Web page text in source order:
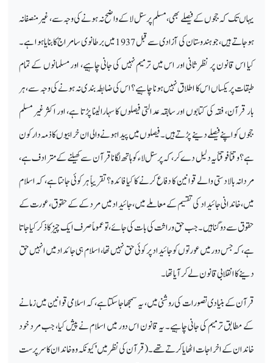
یہاں تک کہ ججوں کے فیصلے بھی، مسلم پرسنل لا کے واضح نہ ہونے کی وجہ سے، غیر منصفانہ
ہو جاتے ہیں، جو ہندوستان کی آزادی سے قبل 1937 میں برطانوی سامراج کا بنایا ہوا ہے ۔
کیا اس قانون پر نظر ثانی اور اس میں ترمیم نہیں کی جانی چاہیے، اور مسلمانوں کے تمام
طبقات پر یکساں اس کا اطلاق نہیں ہونا چاہیے؟ اس کی ضابطہ بندی نہ ہونے کی وجہ سے، ہر
بار قرآن، فقہ کی کتابوں اور سابقہ عدالتی فیصلوں کا سہارا لینا پڑتا ہے، اور اکثر غیر مسلم
ججوں کو اپنے فیصلے دینے پڑتے ہیں۔ فیصلوں میں پیدا ہونے والی ان خرابیوں کا ذمہ دار کون
ہے؟ وقتاً فوقتاً یہ دلیل دے کر، کہ پرسنل لاء کو ہاتھ لگانا قرآن سے کھیلنے کے مترادف ہے،
مردانہ بالادستی والے قوانین کا دفاع کرنے کا کیا فائدہ؟ تقریباً ہر کوئی جانتا ہے، کہ اسلام
میں، خاندانی جائیداد کی تقسیم کے معاملے میں، جائیداد میں مرد کے کے حقوق، عورت کے
حقوق سے دوگنا ہیں۔ جب حق وراثت کی بات کی جائے، تو عموماً صرف ایک چیز کا ذکر کیا جاتا
ہے، کہ جس دور میں عورتوں کو جائیداد پر کوئی حق نہیں تھا، اسلام ہی جائداد میں انہیں حق
دینے کا انقلابی قانون لے کر آیا تھا۔
قرآن کے بنیادی تصورات کی روشنی میں، یہ سمجھا جا سکتا ہے، کہ اسلامی قوانین میں زمانے
کے مطابق ترمیم کی جانی چاہیے۔ یہ قانون اس دور میں اسلام نے پیش کیا، جب مرد خود
خاندان کے اخراجات اٹھایا کرتے تھے۔ (قرآن کی نظر میں 'کیونکہ وہ خاندان کا سرپرست